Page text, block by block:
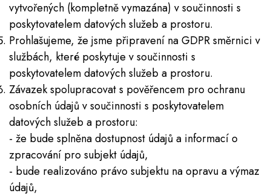
vytvořených (kompletně vymazána) v součinnosti s
poskytovatelem datových služeb a prostoru.
Prohlašujeme, že jsme připravení na GDPR směrnici v
službách, které poskytuje v součinnosti s
poskytovatelem datových služeb a prostoru.
Závazek spolupracovat s pověřencem pro ochranu
osobních údajů v součinnosti s poskytovatelem
datových služeb a prostoru:
​- že bude splněna dostupnost údajů a informací o
zpracování pro subjekt údajů,
- bude realizováno právo subjektu na opravu a výmaz
údajů,